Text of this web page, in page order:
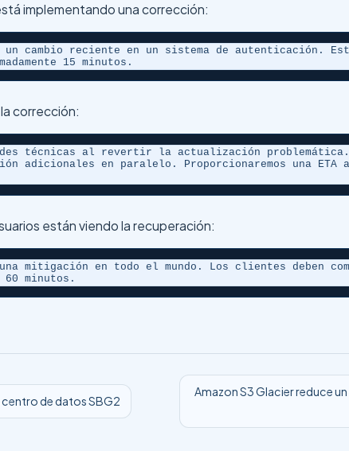
implementando una corrección:
un cambio reciente en un sistema de autenticación.
15 minutos.
corrección:
técnicas al revertir la actualización
adicionales en paralelo. Proporcionaremos una
están viendo la recuperación:
mitigación en todo el mundo. Los clientes deben
minutos.
centro de datos SBG2
Amazon S3 Glacier reduce